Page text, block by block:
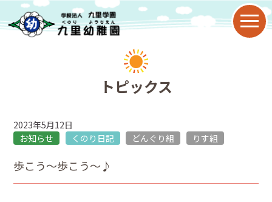
園について
九里幼稚園の特色
園の歴史
トピックス
2023年5月12日
お知らせ
くのり日記 どんぐり組 りす組
歩こう～歩こう～♪